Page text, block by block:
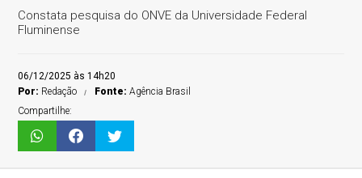
Constata pesquisa do ONVE da Universidade Federal
Fluminense
06/12/2025 às 14h20
Por: Redação Fonte:Agência Brasil
Compartilhe: